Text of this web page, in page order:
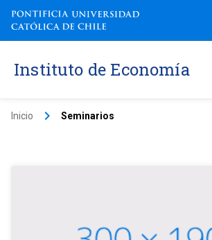
Instituto de Economía
Inicio keyboard_arrow_right Seminarios